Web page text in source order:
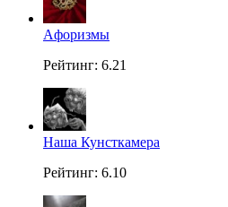
Aфоризмы
Рейтинг: 6.21
Наша Кунсткамера
Рейтинг: 6.10